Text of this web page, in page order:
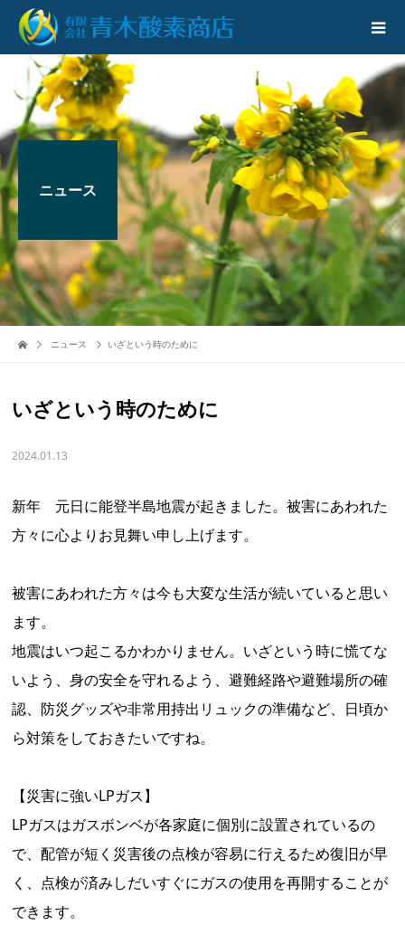
ニュース
ニュース いざという時のために
いざという時のために
2024.01.13
新年 元日に能登半島地震が起きました。被害にあわれた
方々に心よりお見舞い申し上げます。
被害にあわれた方々は今も大変な生活が続いていると思い
ます。
地震はいつ起こるかわかりません。いざという時に慌てな
いよう、身の安全を守れるよう、避難経路や避難場所の確
認、防災グッズや非常用持出リュックの準備など、日頃か
ら対策をしておきたいですね。
【災害に強いLPガス】
LPガスはガスボンベが各家庭に個別に設置されているの
で、配管が短く災害後の点検が容易に行えるため復旧が早
く、点検が済みしだいすぐにガスの使用を再開することが
できます。